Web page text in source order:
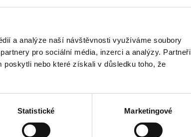
a analýze naší návštěvnosti využíváme soubory
pro sociální média, inzerci a analýzy. Partneři
nebo které získali v důsledku toho, že
Statistické Marketingové